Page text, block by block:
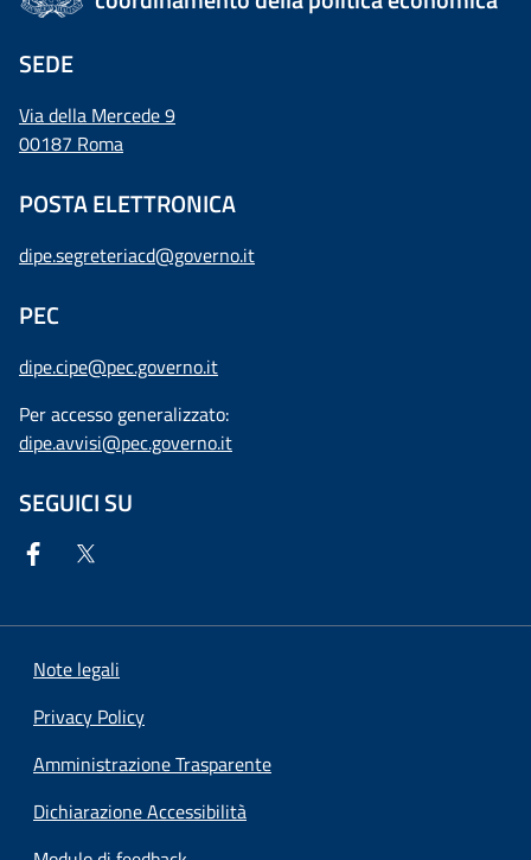
SEDE
Via della Mercede 9
00187 Roma
POSTA ELETTRONICA
dipe.segreteriacd@governo.it
PEC
dipe.cipe@pec.governo.it
Per accesso generalizzato:
dipe.avvisi@pec.governo.it
SEGUICI SU
Note legali
Privacy Policy
Amministrazione Trasparente
Dichiarazione Accessibilità